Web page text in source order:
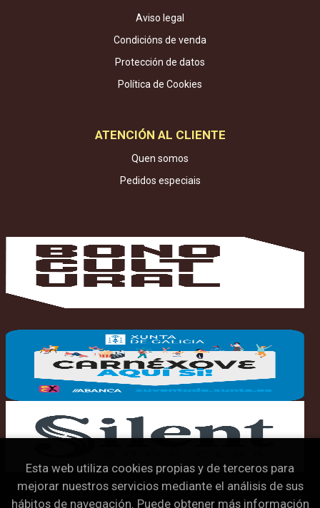
Aviso legal
Condicións de venda
Protección de datos
Política de Cookies
ATENCIÓN AL CLIENTE
Quen somos
Pedidos especiais
Esta web utiliza cookies propias y de terceros para
mejorar nuestros servicios mediante el análisis de sus
hábitos de navegación. Puede obtener más información